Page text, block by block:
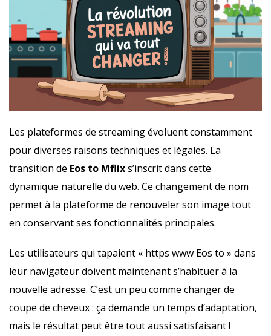
Les plateformes de streaming évoluent constamment
pour diverses raisons techniques et légales. La
transition de Eos to Mflixs’inscrit dans cette
dynamique naturelle du web. Ce changement de nom
permet à la plateforme de renouveler son image tout
en conservant ses fonctionnalités principales.
Les utilisateurs qui tapaient « https www Eos to » dans
leur navigateur doivent maintenant s’habituer à la
nouvelle adresse. C’est un peu comme changer de
coupe de cheveux : ça demande un temps d’adaptation,
mais le résultat peut être tout aussi satisfaisant !